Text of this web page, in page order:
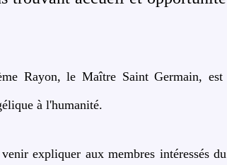
Rayon, le Maître Saint Germain, est
à l'humanité.
expliquer aux membres intéressés du